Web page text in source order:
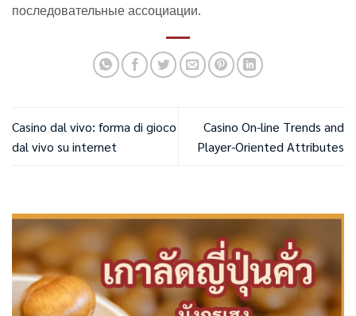
последовательные ассоциации.
Casino dal vivo: forma di gioco
dal vivo su internet
Casino On-line Trends and
Player-Oriented Attributes